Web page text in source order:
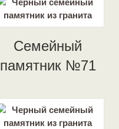
Семейный
памятник №71